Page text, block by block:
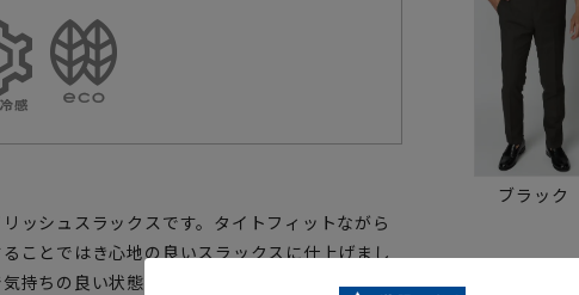
ッシュスラックスです。タイトフィットながら
ことではき心地の良いスラックスに仕上げまし
持ちの良い状態を保てます。
ブラック